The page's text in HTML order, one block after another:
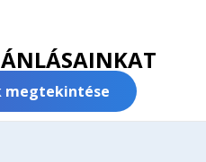
megtekintése